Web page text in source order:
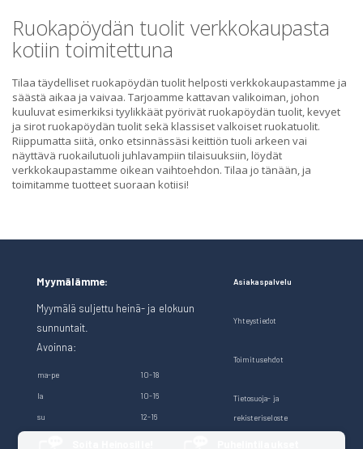
Ruokapöydän tuolit verkkokaupasta
kotiin toimitettuna
Tilaa täydelliset ruokapöydän tuolit helposti verkkokaupastamme ja
säästä aikaa ja vaivaa. Tarjoamme kattavan valikoiman, johon
kuuluvat esimerkiksi tyylikkäät pyörivät ruokapöydän tuolit, kevyet
ja sirot ruokapöydän tuolit sekä klassiset valkoiset ruokatuolit.
Riippumatta siitä, onko etsinnässäsi keittiön tuoli arkeen vai
näyttävä ruokailutuoli juhlavampiin tilaisuuksiin, löydät
verkkokaupastamme oikean vaihtoehdon. Tilaa jo tänään, ja
toimitamme tuotteet suoraan kotiisi!
Myymälämme:
Myymälä suljettu heinä- ja elokuun
sunnuntait.
Avoinna:
ma-pe 10-18
la 10-16
su 12-16
Asiakaspalvelu
Yhteystiedot
Toimitusehdot
Tietosuoja- ja
rekisteriseloste